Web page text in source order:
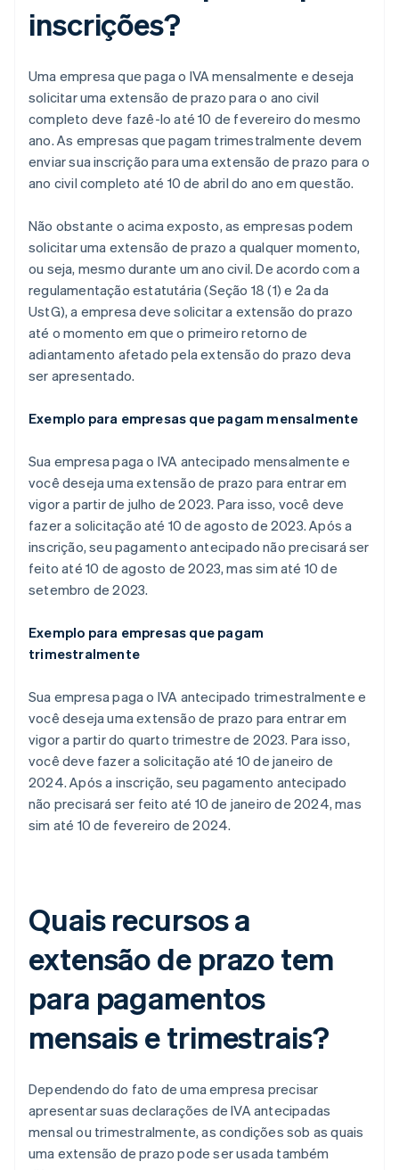
inscrições?
Uma empresa que paga o IVA mensalmente e deseja
solicitar uma extensão de prazo para o ano civil
completo deve fazê-lo até 10 de fevereiro do mesmo
ano. As empresas que pagam trimestralmente devem
enviar sua inscrição para uma extensão de prazo para o
ano civil completo até 10 de abril do ano em questão.
Não obstante o acima exposto, as empresas podem
solicitar uma extensão de prazo a qualquer momento,
ou seja, mesmo durante um ano civil. De acordo com a
regulamentação estatutária (Seção 18 (1) e 2a da
UstG), a empresa deve solicitar a extensão do prazo
até o momento em que o primeiro retorno de
adiantamento afetado pela extensão do prazo deva
ser apresentado.
Exemplo para empresas que pagam mensalmente
Sua empresa paga o IVA antecipado mensalmente e
você deseja uma extensão de prazo para entrar em
vigor a partir de julho de 2023. Para isso, você deve
fazer a solicitação até 10 de agosto de 2023. Após a
inscrição, seu pagamento antecipado não precisará ser
feito até 10 de agosto de 2023, mas sim até 10 de
setembro de 2023.
Exemplo para empresas que pagam
trimestralmente
Sua empresa paga o IVA antecipado trimestralmente e
você deseja uma extensão de prazo para entrar em
vigor a partir do quarto trimestre de 2023. Para isso,
você deve fazer a solicitação até 10 de janeiro de
2024. Após a inscrição, seu pagamento antecipado
não precisará ser feito até 10 de janeiro de 2024, mas
sim até 10 de fevereiro de 2024.
Quais recursos a
extensão de prazo tem
para pagamentos
mensais e trimestrais?
Dependendo do fato de uma empresa precisar
apresentar suas declarações de IVA antecipadas
mensal ou trimestralmente, as condições sob as quais
uma extensão de prazo pode ser usada também